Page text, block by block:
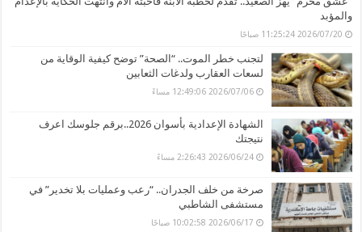
والمؤبد
2026/07/20 11:25:24 صباحًا
لتجنب خطر الموت.. “الصحة” توضح كيفية الوقاية من
لسعات العقارب ولدغات الثعابين
2026/07/06 12:49:06 مساءً
الشهادة الإعدادية بأسوان 2026..برقم جلوسك اعرف
نتيجتك
2026/06/24 2:26:43 مساءً
صرخة من خلف الجدران.. “رعب وعمليات بلا تخدير” في
مستشفى الشاطبي
2026/06/17 10:02:58 صباحًا